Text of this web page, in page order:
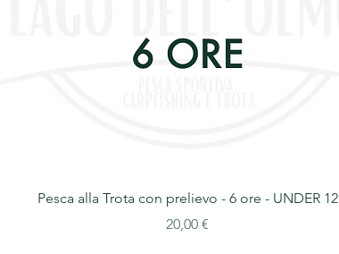
Pesca alla Trota con prelievo - 6 ore - UNDER 12
Prezzo
20,00 €